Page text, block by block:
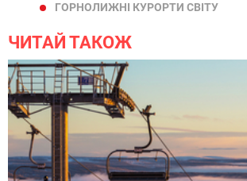
ГОРНОЛИЖНІ КУРОРТИ СВІТУ
ЧИТАЙ ТАКОЖ